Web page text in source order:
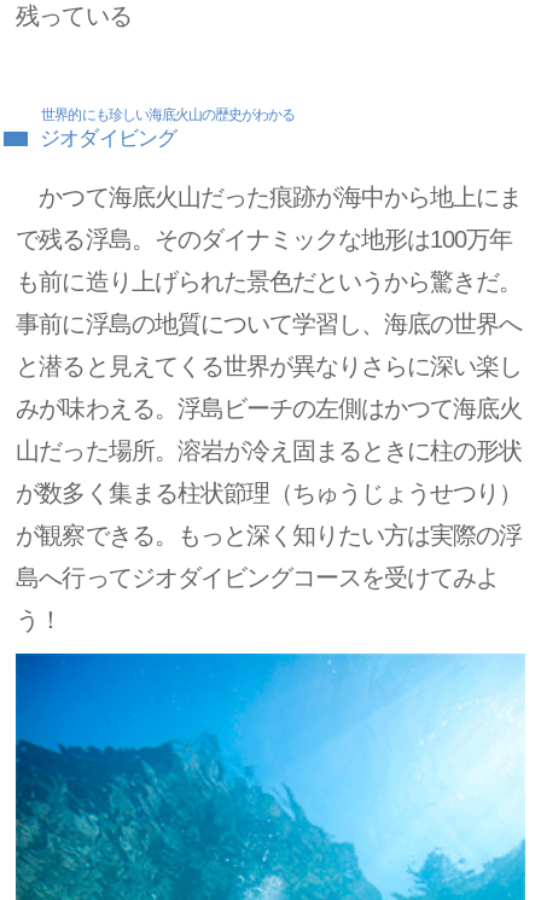
残っている
世界的にも珍しい海底火山の歴史がわかる
ジオダイビング
かつて海底火山だった痕跡が海中から地上にま
で残る浮島。そのダイナミックな地形は100万年
も前に造り上げられた景色だというから驚きだ。
事前に浮島の地質について学習し、海底の世界へ
と潜ると見えてくる世界が異なりさらに深い楽し
みが味わえる。浮島ビーチの左側はかつて海底火
山だった場所。溶岩が冷え固まるときに柱の形状
が数多く集まる柱状節理（ちゅうじょうせつり）
が観察できる。もっと深く知りたい方は実際の浮
島へ行ってジオダイビングコースを受けてみよ
う！